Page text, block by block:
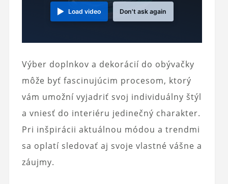
Load video Don't ask again
Výber doplnkov a dekorácií do obývačky
môže byť fascinujúcim procesom, ktorý
vám umožní vyjadriť svoj individuálny štýl
a vniesť do interiéru jedinečný charakter.
Pri inšpirácii aktuálnou módou a trendmi
sa oplatí sledovať aj svoje vlastné vášne a
záujmy.